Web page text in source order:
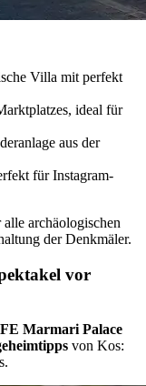
Villa mit perfekt
ideal für
aus der
für Instagram-
archäologischen
der Denkmäler.
vor
Marmari Palace
von Kos: